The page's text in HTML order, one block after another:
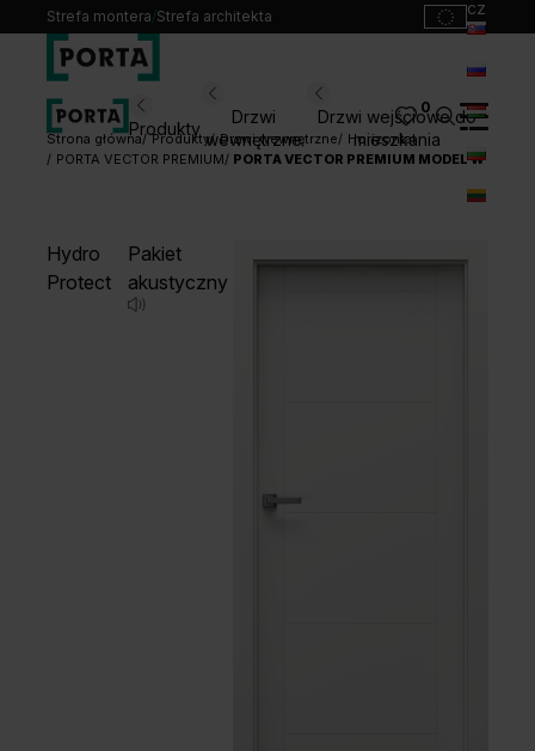
Strefa montera/Strefa architekta cz
hu
Produkty
Drzwi
wewnętrzne
Drzwi wejściowe do
mieszkania
0
Wybierz swoje drzwi
Katalogi
Kontakt
Strona główna Produkty Drzwi wewnętrzne
Horizontal
PORTA VECTOR PREMIUM
PORTA VECTOR PREMIUM MODEL W
Hydro
Protect
Pakiet
akustyczny